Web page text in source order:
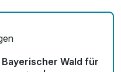
Wald für